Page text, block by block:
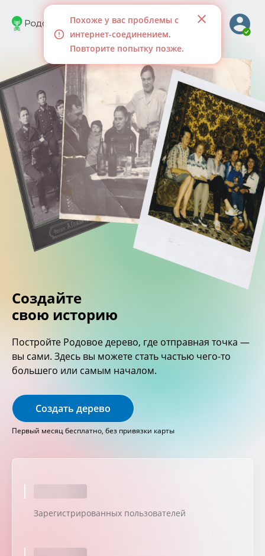
Интересное
Создайте
свою историю
Постройте Родовое дерево, где отправная точка —
вы сами. Здесь вы можете стать частью чего-то
большего или самым началом.
Создать дерево
Первый месяц бесплатно, без привязки карты
Зарегистрированных пользователей
Похоже у вас проблемы с
интернет-соединением.
Повторите попытку позже.